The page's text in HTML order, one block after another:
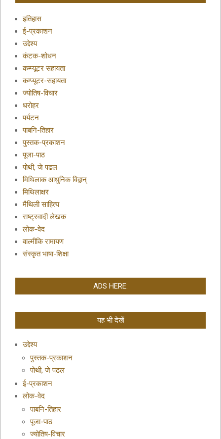
इतिहास
ई-प्रकाशन
उद्देश्य
कंटक-शोधन
कम्प्यूटर सहायता
कम्प्यूटर-सहायता
ज्योतिष-विचार
धरोहर
पर्यटन
पाबनि-तिहार
पुस्तक-प्रकाशन
पूजा-पाठ
पोथी, जे पढल
मिथिलाक आधुनिक विद्वान्
मिथिलाक्षर
मैथिली साहित्य
राष्ट्रवादी लेखक
लोक-वेद
वाल्मीकि रामायण
संस्कृत भाषा-शिक्षा
ADS HERE:
यह भी देखें
उद्देश्य
पुस्तक-प्रकाशन
पोथी, जे पढल
ई-प्रकाशन
लोक-वेद
पाबनि-तिहार
पूजा-पाठ
ज्योतिष-विचार